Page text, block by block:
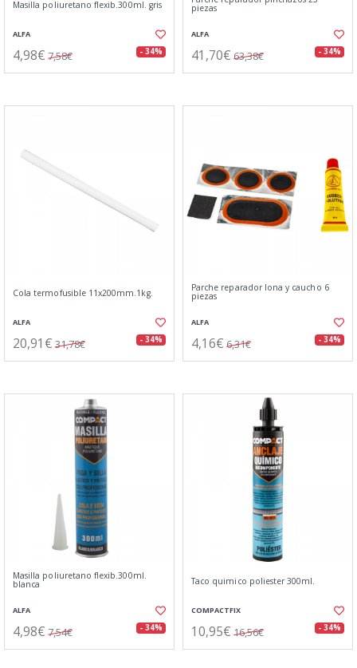
Masilla poliuretano flexib.300ml. gris
ALFA
4,98€ 7,58€ - 34%
piezas
ALFA
41,70€ 63,38€ - 34%
Cola termofusible 11x200mm.1kg.
ALFA
20,91€ 31,78€ - 34%
Parche reparador lona y caucho 6
piezas
ALFA
4,16€ 6,31€ - 34%
Masilla poliuretano flexib.300ml.
blanca
ALFA
4,98€ 7,54€ - 34%
Taco quimico poliester 300ml.
COMPACTFIX
10,95€ 16,56€ - 34%